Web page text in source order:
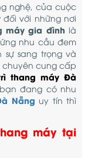
nghệ, của cuộc
đối với những nơi
máy gia đình là
nhu cầu đem
sự sang trọng và
chuyên cung cấp
thang máy Đà
đang có nhu
Nẵng uy tín thì
máy tại